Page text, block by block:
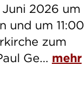
2026 um
und um 11:00
zum
Ge... mehr